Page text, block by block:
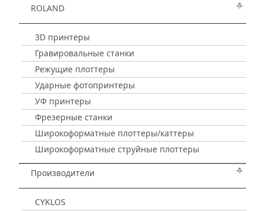
ROLAND
3D принтеры
Гравировальные станки
Режущие плоттеры
Ударные фотопринтеры
УФ принтеры
Фрезерные станки
Широкоформатные плоттеры/каттеры
Широкоформатные струйные плоттеры
Производители
CYKLOS